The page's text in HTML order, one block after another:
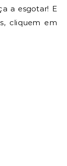
a esgotar! E
cliquem em